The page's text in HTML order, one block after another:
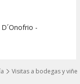
Visitas a bodegas y
-